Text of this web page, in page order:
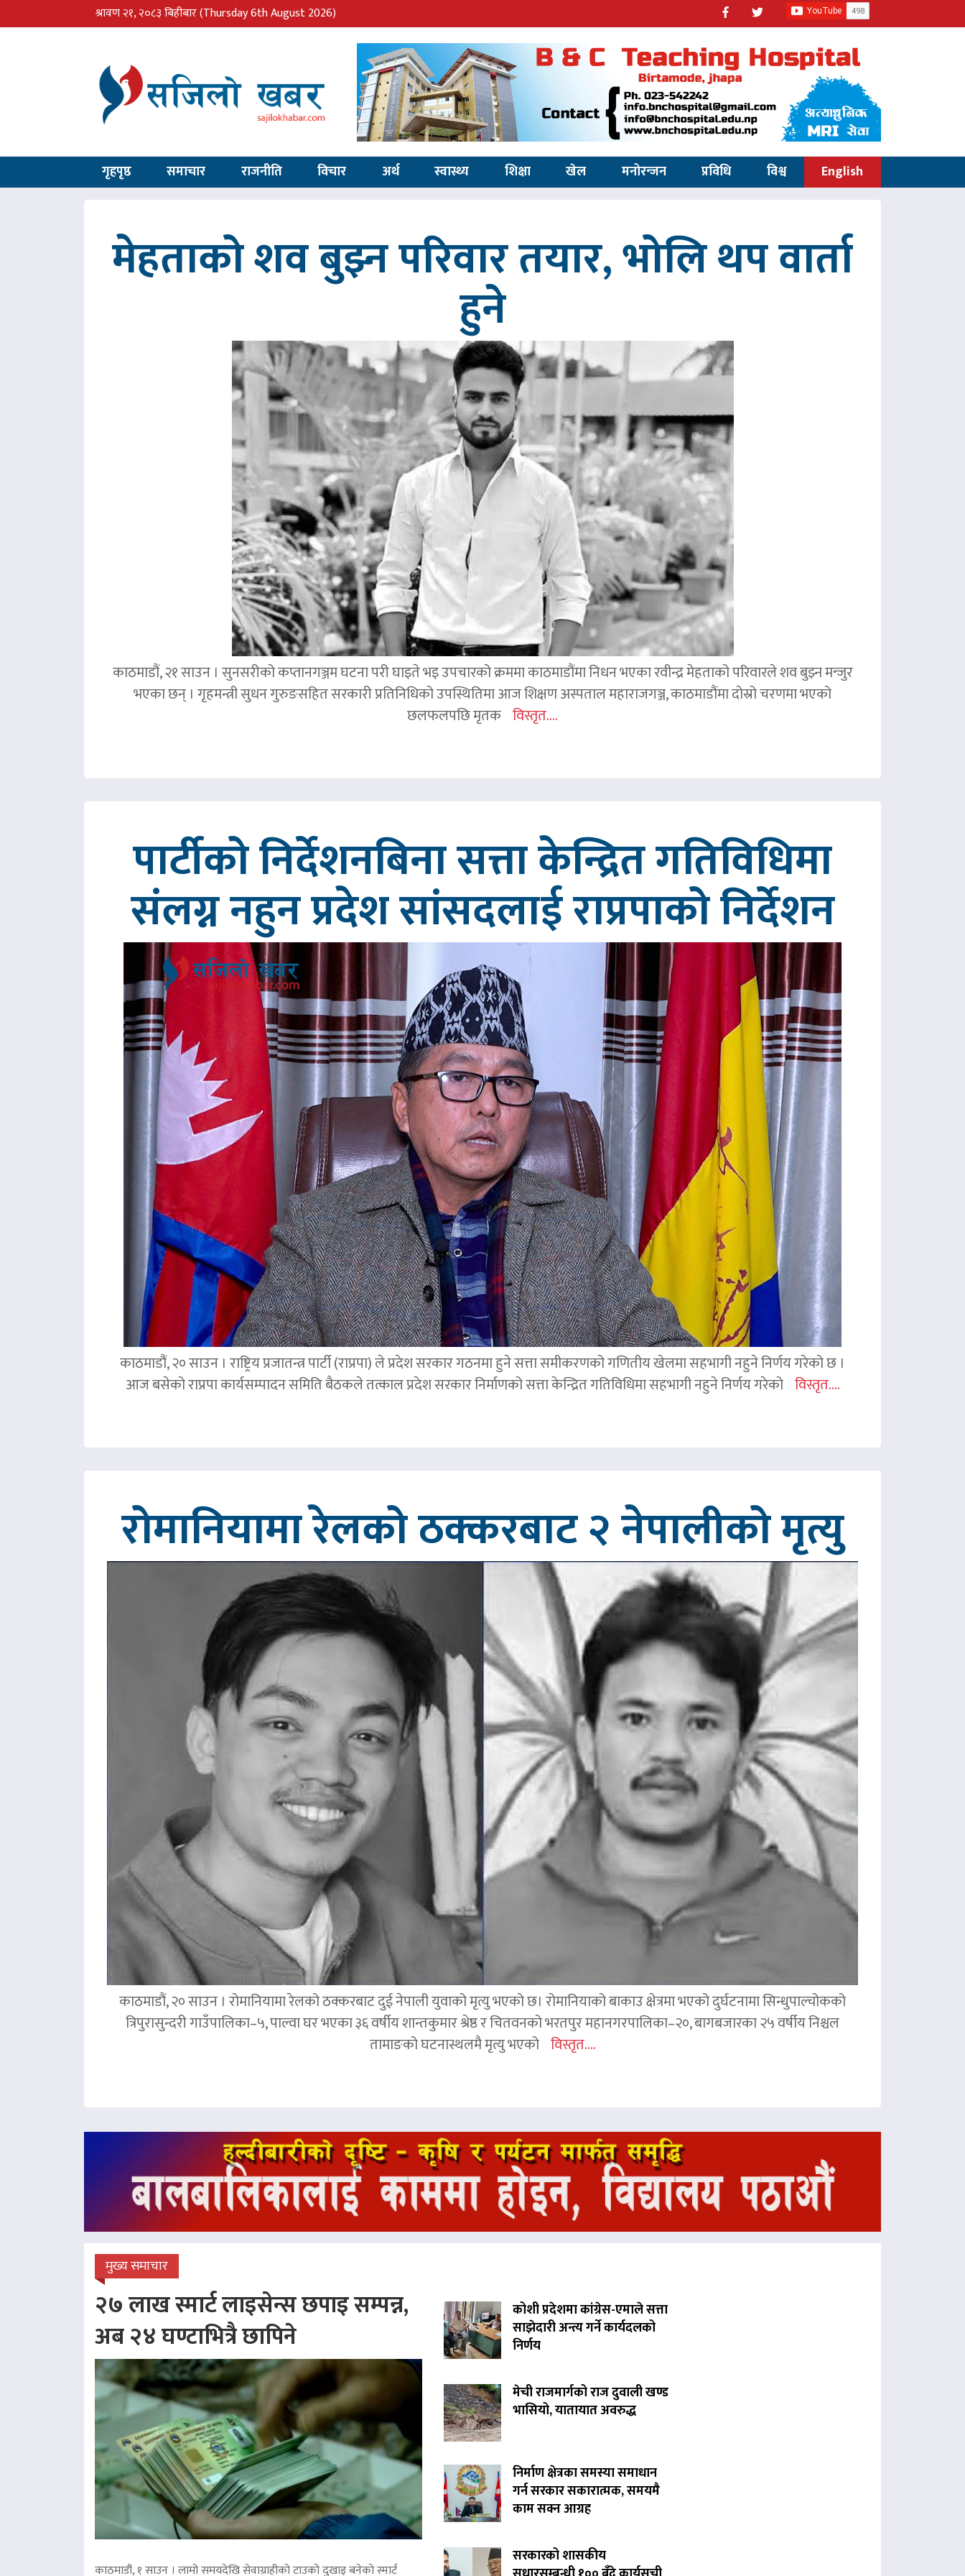
श्रावण २१, २०८३ बिहीबार(Thursday 6th August 2026)
गृहपृष्ठ समाचार राजनीति विचार अर्थ स्वास्थ्य शिक्षा खेल मनोरन्जन प्रविधि विश्व English
मेहताको शव बुझ्न परिवार तयार, भोलि थप वार्ता
हुने
काठमाडौं, २१ साउन । सुनसरीको कप्तानगञ्जम घटना परी घाइते भइ उपचारको क्रममा काठमाडौंमा निधन भएका रवीन्द्र मेहताको परिवारले शव बुझ्न मन्जुर
भएका छन् । गृहमन्त्री सुधन गुरुङसहित सरकारी प्रतिनिधिको उपस्थितिमा आज शिक्षण अस्पताल महाराजगञ्ज, काठमाडौंमा दोस्रो चरणमा भएको
छलफलपछि मृतक विस्तृत....
पार्टीको निर्देशनबिना सत्ता केन्द्रित गतिविधिमा
संलग्न नहुन प्रदेश सांसदलाई राप्रपाको निर्देशन
काठमाडौं, २० साउन । राष्ट्रिय प्रजातन्त्र पार्टी (राप्रपा) ले प्रदेश सरकार गठनमा हुने सत्ता समीकरणको गणितीय खेलमा सहभागी नहुने निर्णय गरेको छ ।
आज बसेको राप्रपा कार्यसम्पादन समिति बैठकले तत्काल प्रदेश सरकार निर्माणको सत्ता केन्द्रित गतिविधिमा सहभागी नहुने निर्णय गरेको विस्तृत....
रोमानियामा रेलको ठक्करबाट २ नेपालीको मृत्यु
काठमाडौं, २० साउन । रोमानियामा रेलको ठक्करबाट दुई नेपाली युवाको मृत्यु भएको छ। रोमानियाको बाकाउ क्षेत्रमा भएको दुर्घटनामा सिन्धुपाल्चोकको
त्रिपुरासुन्दरी गाउँपालिका–५, पाल्वा घर भएका ३६ वर्षीय शान्तकुमार श्रेष्ठ र चितवनको भरतपुर महानगरपालिका–२०, बागबजारका २५ वर्षीय निश्चल
तामाङको घटनास्थलमै मृत्यु भएको विस्तृत....
मुख्य समाचार
२७ लाख स्मार्ट लाइसेन्स छपाइ सम्पन्न,
अब २४ घण्टाभित्रै छापिने
काठमाडौं, १ साउन । लामो समयदेखि सेवाग्राहीको टाउको दुखाइ बनेको स्मार्ट
कोशी प्रदेशमा कांग्रेस-एमाले सत्ता
साझेदारी अन्त्य गर्ने कार्यदलको
निर्णय
मेची राजमार्गको राज दुवाली खण्ड
भासियो, यातायात अवरुद्ध
निर्माण क्षेत्रका समस्या समाधान
गर्न सरकार सकारात्मक, समयमै
काम सक्न आग्रह
सरकारको शासकीय